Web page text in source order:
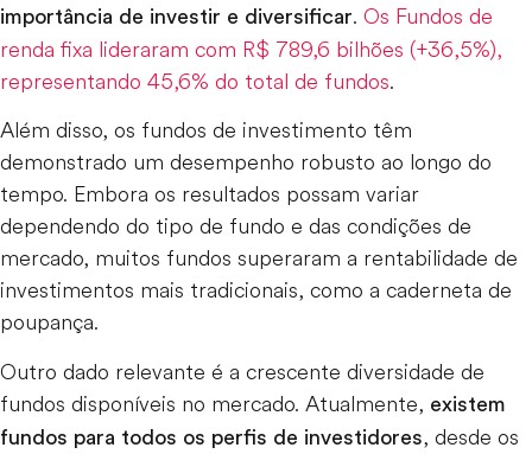
importância de investir e diversificar. Os Fundos de
renda fixa lideraram com R$ 789,6 bilhões (+36,5%),
representando 45,6% do total de fundos.
Além disso, os fundos de investimento têm
demonstrado um desempenho robusto ao longo do
tempo. Embora os resultados possam variar
dependendo do tipo de fundo e das condições de
mercado, muitos fundos superaram a rentabilidade de
investimentos mais tradicionais, como a caderneta de
poupança.
Outro dado relevante é a crescente diversidade de
fundos disponíveis no mercado. Atualmente, existem
fundos para todos os perfis de investidores, desde os